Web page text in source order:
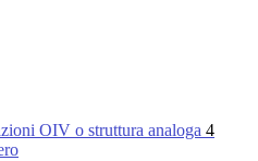
OIV o struttura analoga 4